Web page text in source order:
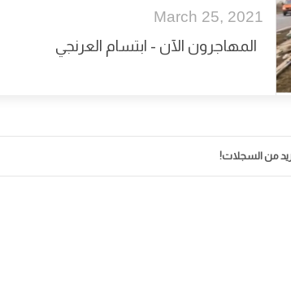
March 25, 2021
المهاجرون الآن - ابتسام العرنجي
من السجلات!